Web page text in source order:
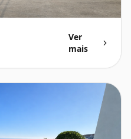
Ver
mais